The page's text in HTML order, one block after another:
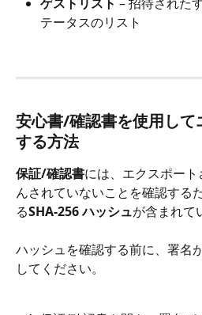
ゲストリスト – 招待された
テータスのリスト
安心書/確認書を使用して
する方法
保証/確認書には、エクスポー
んされていないことを確認する
るSHA-256 ハッシュが含まれて
ハッシュを確認する前に、署名
してください。